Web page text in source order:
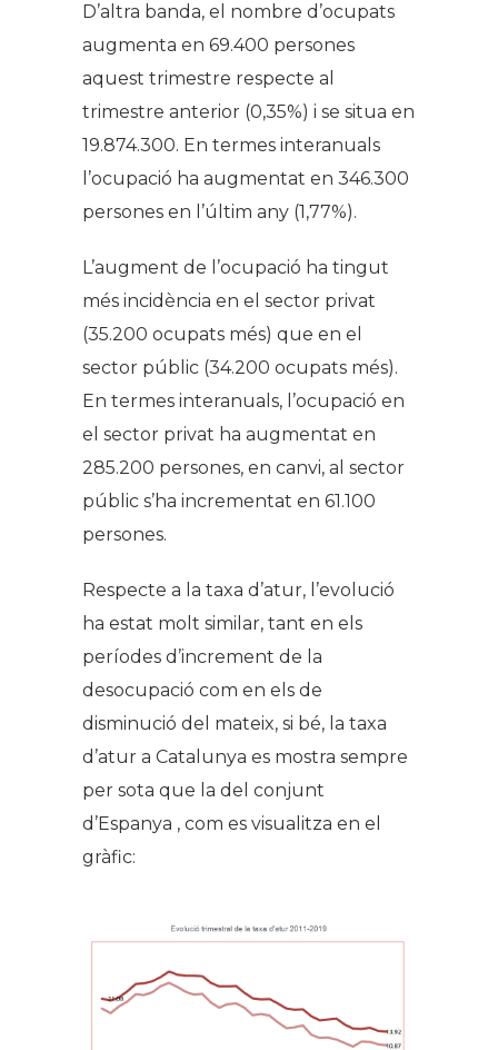
D’altra banda, el nombre d’ocupats
augmenta en 69.400 persones
aquest trimestre respecte al
trimestre anterior (0,35%) i se situa en
19.874.300. En termes interanuals
l’ocupació ha augmentat en 346.300
persones en l’últim any (1,77%).
L’augment de l’ocupació ha tingut
més incidència en el sector privat
(35.200 ocupats més) que en el
sector públic (34.200 ocupats més).
En termes interanuals, l’ocupació en
el sector privat ha augmentat en
285.200 persones, en canvi, al sector
públic s’ha incrementat en 61.100
persones.
Respecte a la taxa d’atur, l’evolució
ha estat molt similar, tant en els
períodes d’increment de la
desocupació com en els de
disminució del mateix, si bé, la taxa
d’atur a Catalunya es mostra sempre
per sota que la del conjunt
d’Espanya , com es visualitza en el
gràfic: